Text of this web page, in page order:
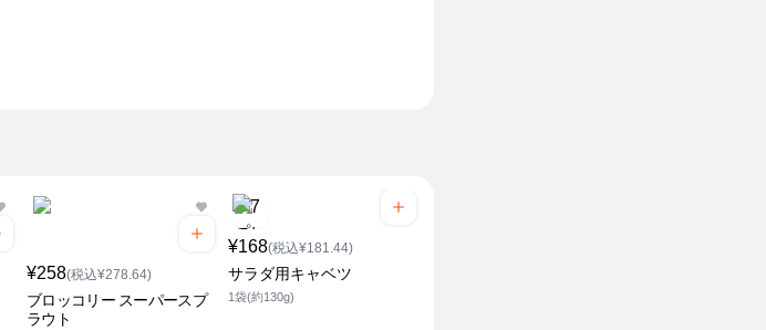
¥258(税込¥278.64)
ブロッコリー スーパースプ
ラウト
¥168(税込¥181.44)
サラダ用キャベツ
1袋(約130g)